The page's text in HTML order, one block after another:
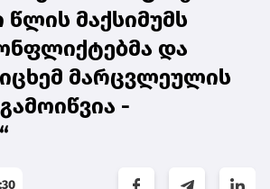
მაქსიმუმს
და
მარცვლეულის
-